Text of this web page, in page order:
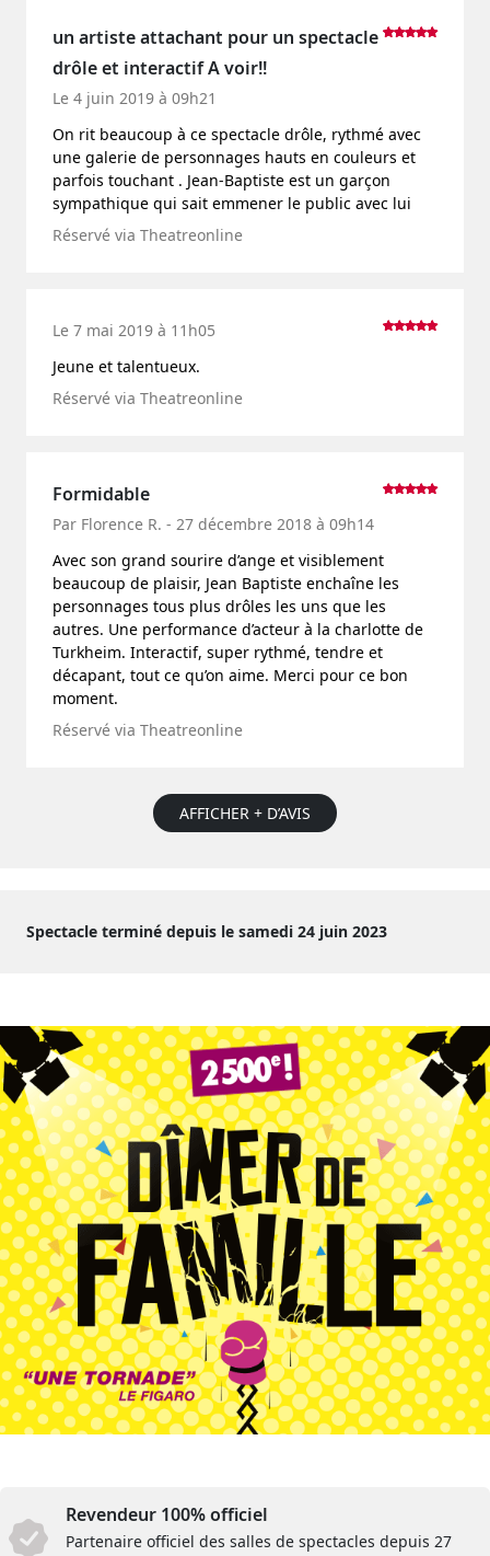
un artiste attachant pour un spectacle
drôle et interactif A voir!!
Le 4 juin 2019 à 09h21
On rit beaucoup à ce spectacle drôle, rythmé avec
une galerie de personnages hauts en couleurs et
parfois touchant . Jean-Baptiste est un garçon
sympathique qui sait emmener le public avec lui
Réservé via Theatreonline
Le 7 mai 2019 à 11h05
Jeune et talentueux.
Réservé via Theatreonline
Formidable
Par Florence R. - 27 décembre 2018 à 09h14
Avec son grand sourire d’ange et visiblement
beaucoup de plaisir, Jean Baptiste enchaîne les
personnages tous plus drôles les uns que les
autres. Une performance d’acteur à la charlotte de
Turkheim. Interactif, super rythmé, tendre et
décapant, tout ce qu’on aime. Merci pour ce bon
moment.
Réservé via Theatreonline
AFFICHER + D’AVIS
Spectacle terminé depuis le samedi 24 juin 2023
Revendeur 100% officiel
Partenaire officiel des salles de spectacles depuis 27